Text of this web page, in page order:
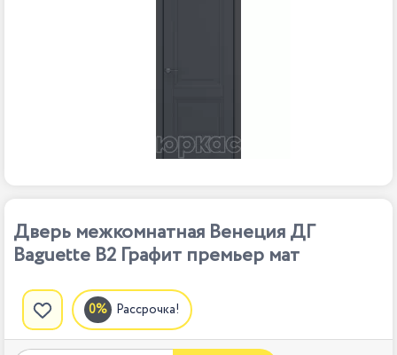
Дверь межкомнатная Венеция ДГ
Baguette B2 Графит премьер мат
Рассрочка!